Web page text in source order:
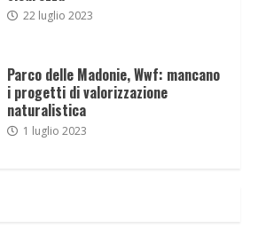
22 luglio 2023
Parco delle Madonie, Wwf: mancano
i progetti di valorizzazione
naturalistica
1 luglio 2023